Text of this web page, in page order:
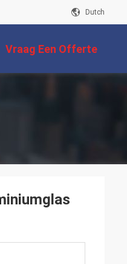
Dutch
Vraag Een Offerte